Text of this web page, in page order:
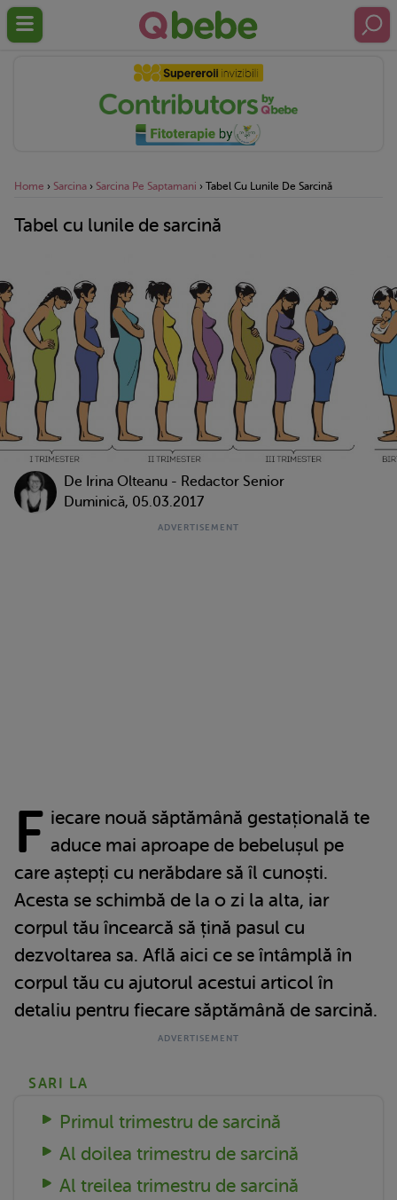
Home › Sarcina › Sarcina Pe Saptamani › Tabel Cu Lunile De Sarcină
Tabel cu lunile de sarcină
De Irina Olteanu - Redactor Senior
Duminică, 05.03.2017
F iecare nouă săptămână gestațională te
aduce mai aproape de bebelușul pe
care aștepți cu nerăbdare să îl cunoști.
Acesta se schimbă de la o zi la alta, iar
corpul tău încearcă să țină pasul cu
dezvoltarea sa. Află aici ce se întâmplă în
corpul tău cu ajutorul acestui articol în
detaliu pentru fiecare săptămână de sarcină.
SARI LA
Primul trimestru de sarcină
Al doilea trimestru de sarcină
Al treilea trimestru de sarcină